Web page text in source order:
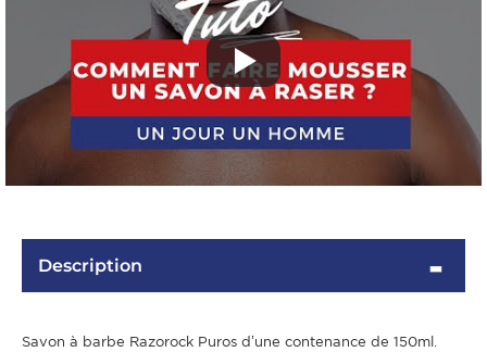
Description
Savon à barbe Razorock Puros d’une contenance de 150ml.